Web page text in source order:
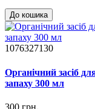
До кошика
1076327130
Органічний засіб
запаху 300 мл
300 грн.